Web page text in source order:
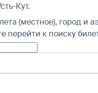
Кут.
(местное), город и
перейти к поиску